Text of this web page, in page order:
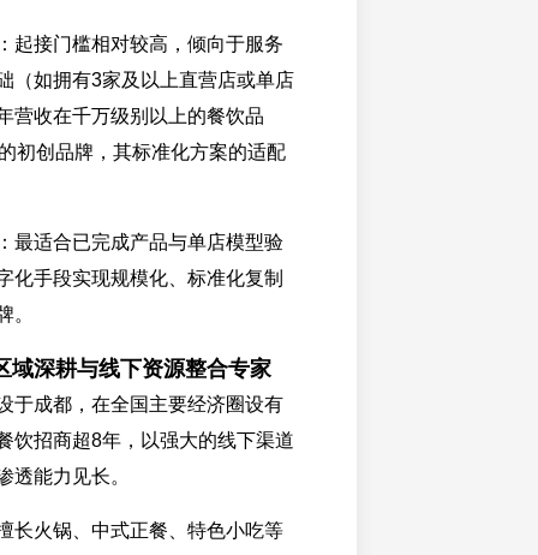
起接门槛相对较高，倾向于服务
（如拥有3家及以上直营店或单店
营收在千万级别以上的餐饮品
初创品牌，其标准化方案的适配
最适合已完成产品与单店模型验
化手段实现规模化、标准化复制
。
深耕与线下资源整合专家
于成都，在全国主要经济圈设有
饮招商超8年，以强大的线下渠道
透能力见长。
长火锅、中式正餐、特色小吃等